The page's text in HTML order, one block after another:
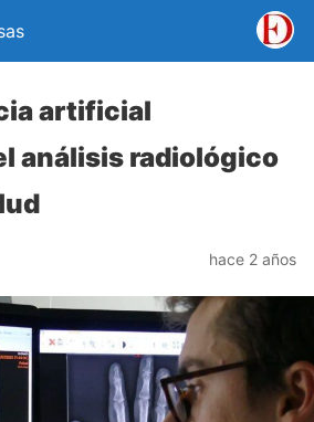
artificial
análisis radiológico
hace 2 años